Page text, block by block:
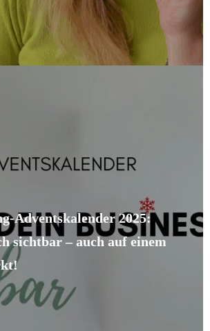
Adventskalender 2025:
sichtbar – auch auf einem